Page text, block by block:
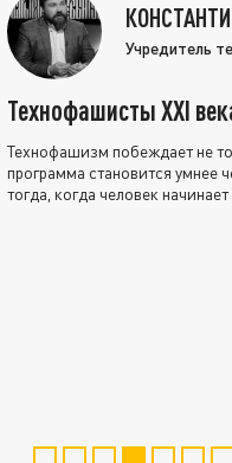
Учредитель
Технофашисты XXI
Технофашизм побеждает не
программа становится умнее
тогда, когда человек